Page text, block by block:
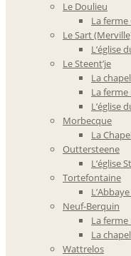
Le Doulieu
La ferme
Le Sart
L’église
Le Steent’je
La
La ferme
L’église
Morbecque
La
Outtersteene
L’église
Tortefontaine
Neuf-Berquin
La ferme
La
Wattrelos